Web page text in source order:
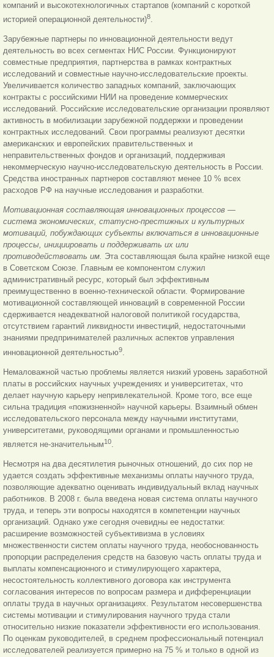
компаний и высокотехнологичных стартапов (компаний с короткой
историей операционной деятельности)8.
Зарубежные партнеры по инновационной деятельности ведут
деятельность во всех сегментах НИС России. Функционируют
совместные предприятия, партнерства в рамках контрактных
исследований и совместные научно-исследовательские проекты.
Увеличивается количество западных компаний, заключающих
контракты с российскими НИИ на проведение коммерческих
исследований. Российские исследовательские организации проявляют
активность в мобилизации зарубежной поддержки и проведении
контрактных исследований. Свои программы реализуют десятки
американских и европейских правительственных и
неправительственных фондов и организаций, поддерживая
некоммерческую научно-исследовательскую деятельность в России.
Средства иностранных партнеров составляют менее 10 % всех
расходов РФ на научные исследования и разработки.
Мотивационная составляющая инновационных процессов —
система экономических, статусно-престижных и культурных
мотиваций, побуждающих субъекты включаться в инновационные
процессы, инициировать и поддерживать их или
противодействовать им. Эта составляющая была крайне низкой еще
в Советском Союзе. Главным ее компонентом служил
административный ресурс, который был эффективным
преимущественно в военно-технической области. Формирование
мотивационной составляющей инноваций в современной России
сдерживается неадекватной налоговой политикой государства,
отсутствием гарантий ликвидности инвестиций, недостаточными
знаниями предпринимателей различных аспектов управления
инновационной деятельностью9
Немаловажной частью проблемы является низкий уровень заработной
платы в российских научных учреждениях и университетах, что
делает научную карьеру непривлекательной. Кроме того, все еще
сильна традиция «пожизненной» научной карьеры. Взаимный обмен
исследовательского персонала между научными институтами,
университетами, руководящими органами и промышленностью
является не-значительным10.
Несмотря на два десятилетия рыночных отношений, до сих пор не
удается создать эффективные механизмы оплаты научного труда,
позволяющие адекватно оценивать индивидуальный вклад научных
работников. В 2008 г. была введена новая система оплаты научного
труда, и теперь эти вопросы находятся в компетенции научных
организаций. Однако уже сегодня очевидны ее недостатки:
расширение возможностей субъективизма в условиях
множественности систем оплаты научного труда, необоснованность
пропорции распределения средств на базовую часть оплаты труда и
выплаты компенсационного и стимулирующего характера,
несостоятельность коллективного договора как инструмента
согласования интересов по вопросам размера и дифференциации
оплаты труда в научных организациях. Результатом несовершенства
системы мотивации и стимулирования научного труда стали
относительно низкие показатели эффективности его использования.
По оценкам руководителей, в среднем профессиональный потенциал
исследователей реализуется примерно на 75 % и только в одной из